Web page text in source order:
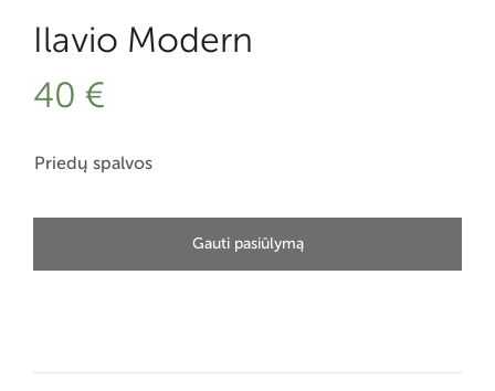
Ilavio Modern
40 €
Priedų spalvos
Gauti pasiūlymą